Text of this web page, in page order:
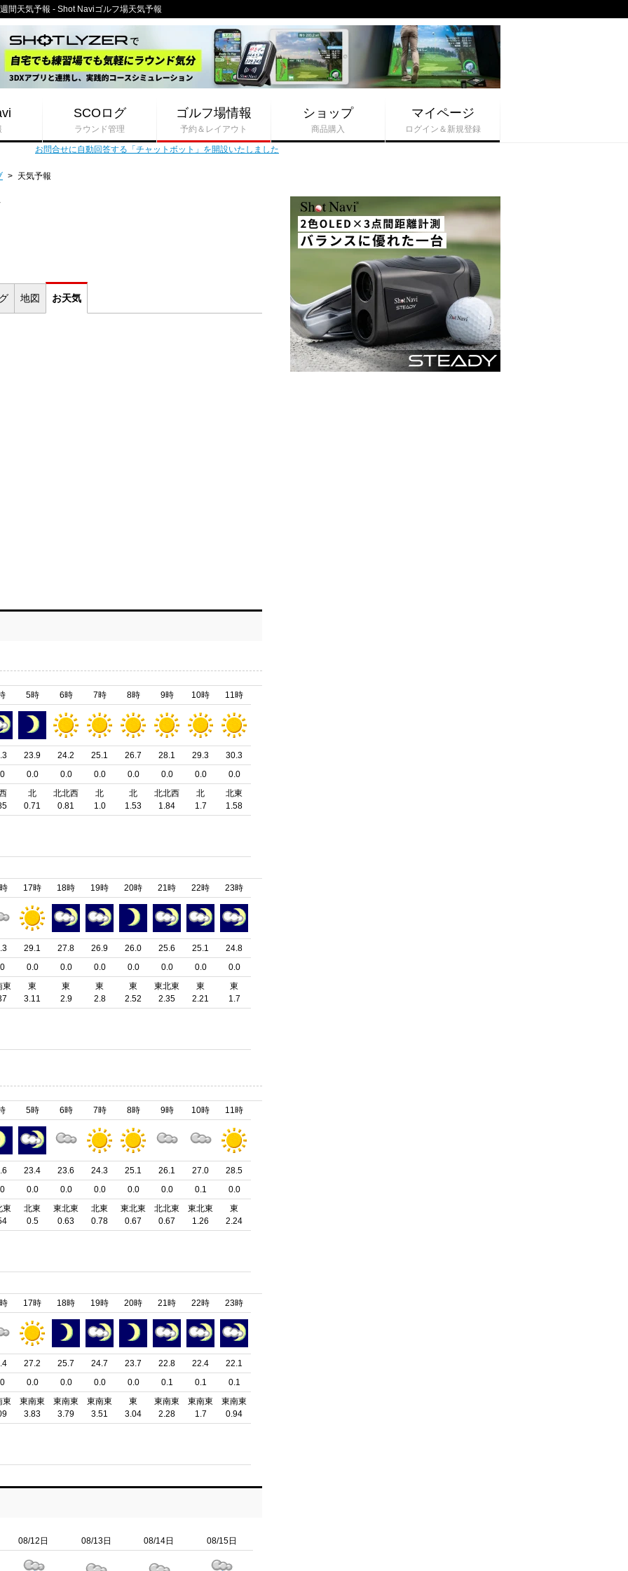
間天気予報 - Shot Naviゴルフ場天気予報
SCOログ
ラウンド管理
ゴルフ場情報
予約＆レイアウト
ショップ
商品購入
マイページ
ログイン＆新規登録
お問合せに自動回答する「チャットボット」を開設いたしました
> 天気予報
地図 お天気
5時
23.9
0.0
北
0.71
6時
24.2
0.0
北北西
0.81
7時
25.1
0.0
北
1.0
8時
26.7
0.0
北
1.53
9時
28.1
0.0
北北西
1.84
10時
29.3
0.0
北
1.7
11時
30.3
0.0
北東
1.58
東
17時
29.1
0.0
東
3.11
18時
27.8
0.0
東
2.9
19時
26.9
0.0
東
2.8
20時
26.0
0.0
東
2.52
21時
25.6
0.0
東北東
2.35
22時
25.1
0.0
東
2.21
23時
24.8
0.0
東
1.7
東
5時
23.4
0.0
北東
0.5
6時
23.6
0.0
東北東
0.63
7時
24.3
0.0
北東
0.78
8時
25.1
0.0
東北東
0.67
9時
26.1
0.0
北北東
0.67
10時
27.0
0.1
東北東
1.26
11時
28.5
0.0
東
2.24
東
17時
27.2
0.0
東南東
3.83
18時
25.7
0.0
東南東
3.79
19時
24.7
0.0
東南東
3.51
20時
23.7
0.0
東
3.04
21時
22.8
0.1
東南東
2.28
22時
22.4
0.1
東南東
1.7
23時
22.1
0.1
東南東
0.94
08/12日 08/13日 08/14日 08/15日